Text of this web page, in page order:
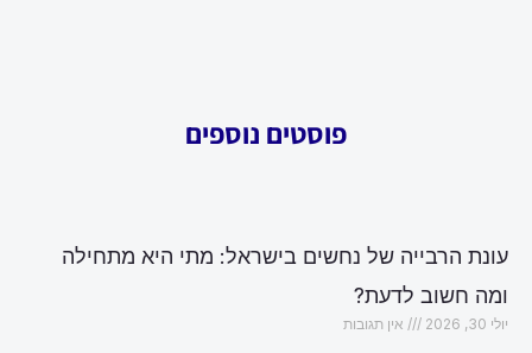
פוסטים נוספים
עונת הרבייה של נחשים בישראל: מתי היא מתחילה
ומה חשוב לדעת?
יולי 30, 2026 אין תגובות